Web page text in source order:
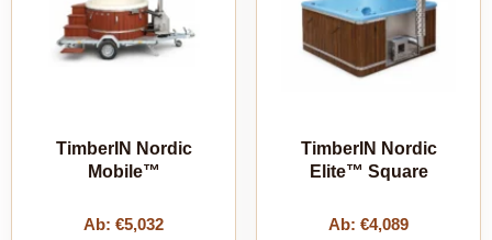
TimberIN Nordic
Mobile™
Ab: €5,032
TimberIN Nordic
Elite™ Square
Ab: €4,089